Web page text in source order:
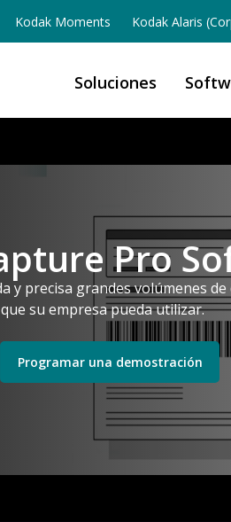
Kodak Moments Kodak Alaris
Soluciones
Pro
y precisa grandes volúmenes
su empresa pueda utilizar.
Programar una demostración